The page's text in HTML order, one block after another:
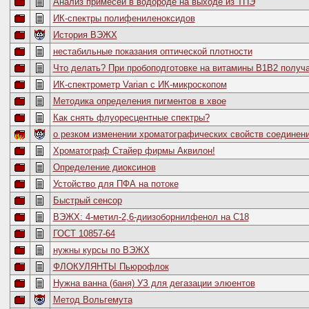
ИК-спектры полифениленоксидов
История ВЭЖХ
нестабильные показания оптической плотности
Что делать? При пробоподготовке на витамины В1В2
ИК-спектрометр Varian с ИК-микроскопом
Методика определения пигментов в хвое
Как снять флуоресцентные спектры?
о резком изменении хроматографических свойств
Хроматограф Стайер фирмы Аквилон!
Определение диоксинов
Устойство для ПФА на потоке
Быстрый сенсор
ВЭЖХ: 4-метил-2,6-диизоборнилфенол на C18
ГОСТ 10857-64
нужны курсы по ВЭЖХ
ФЛОКУЛЯНТЫ Пьюрофлок
Нужна ванна (баня) УЗ для дегазации элюентов
Метод Вольгемута